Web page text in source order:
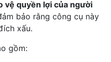
vệ quyền lợi của người
bảo rằng công cụ này
xấu.
gồm: